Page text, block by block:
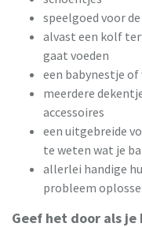
speelgoed voor
alvast een kolf
gaat voeden
een babynestje of
meerdere
accessoires
een uitgebreide
te weten wat je
allerlei handige
probleem
Geef het door als